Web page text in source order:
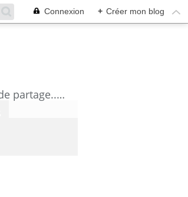
Connexion + Créer mon blog
découvrez mes aquarelles, mes tutoriels, mes coups de coeur lecture et artistes et autres envies de partage....Céline Castaingt-T.